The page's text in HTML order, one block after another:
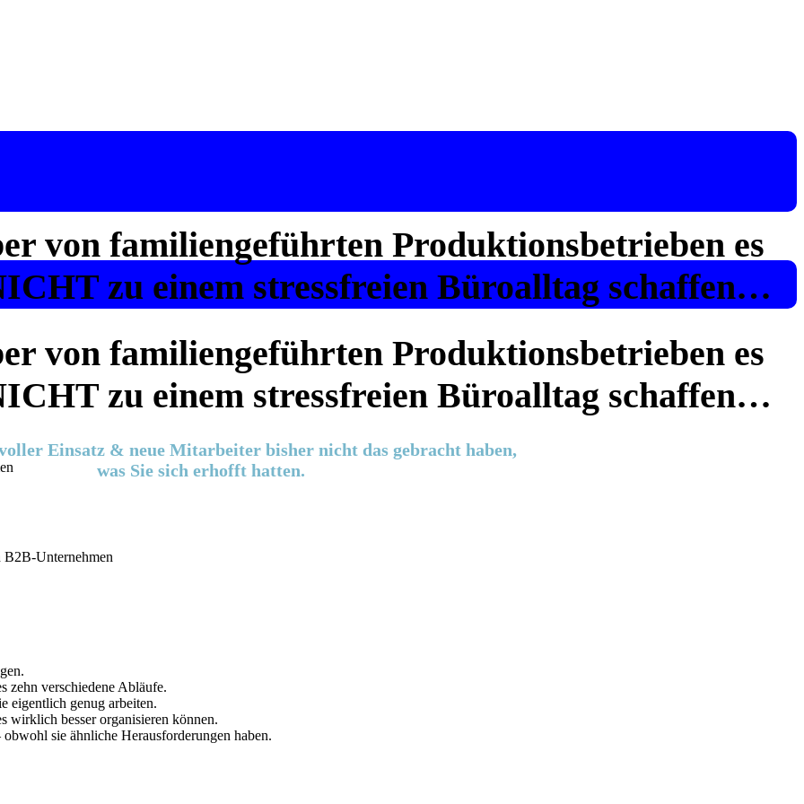
von familiengeführten Produktionsbetrieben es
zu einem stressfreien Büroalltag schaffen…
von familiengeführten Produktionsbetrieben es
zu einem stressfreien Büroalltag schaffen…
Einsatz & neue Mitarbeiter bisher nicht das gebracht haben,
was Sie sich erhofft hatten.
Unternehmen
zehn verschiedene Abläufe.
eigentlich genug arbeiten.
wirklich besser organisieren können.
sie ähnliche Herausforderungen haben.